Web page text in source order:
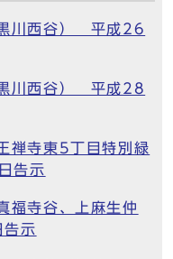
川西谷） 平成26
川西谷） 平成28
禅寺東5丁目特別緑
告示
福寺谷、上麻生仲
示